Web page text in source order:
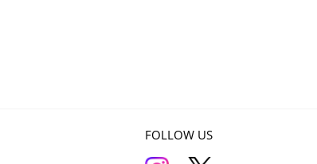
FOLLOW US